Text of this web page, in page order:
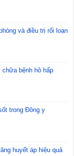
và điều trị rối loạn
chữa bệnh hô hấp
trong Đông y
huyết áp hiệu quả